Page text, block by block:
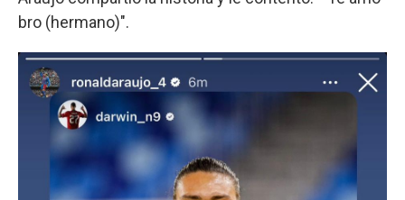
bro (hermano)".